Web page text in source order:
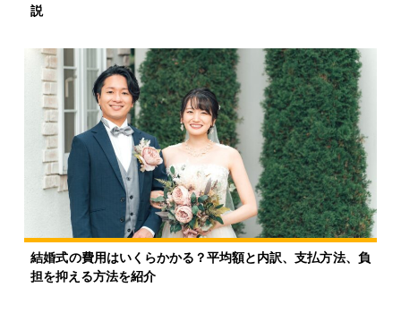
説
結婚式の費用はいくらかかる？平均額と内訳、支払方法、負
担を抑える方法を紹介